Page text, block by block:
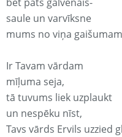
saule un varvīksne
mums no viņa
Ir Tavam vārdam
mīļuma seja,
tā tuvums liek uzplaukt
un nespēku nīst,
Tavs vārds Ervils uzzied